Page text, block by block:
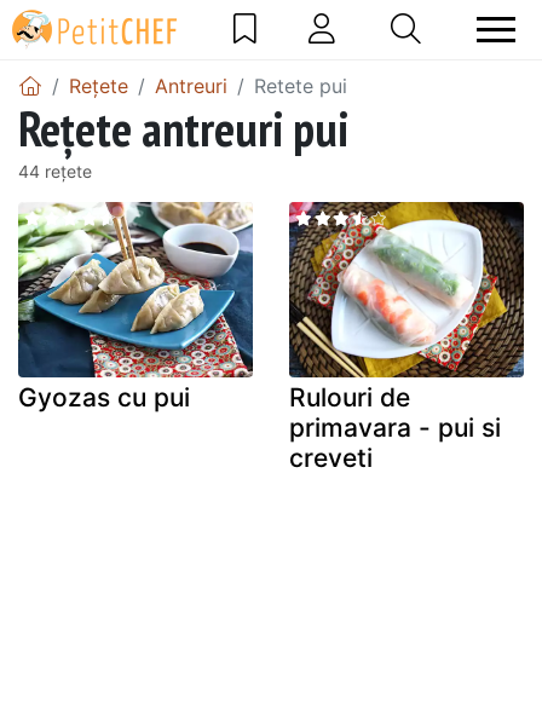
Rețete Antreuri Retete pui
Rețete antreuri pui
44 rețete
Gyozas cu pui
Rulouri de
primavara - pui si
creveti